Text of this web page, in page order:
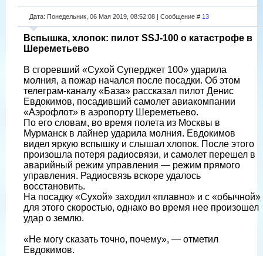
Дата: Понедельник, 06 Мая 2019, 08:52:08 | Сообщение # 13
Вспышка, хлопок: пилот SSJ-100 о катастрофе в
Шереметьево
В сгоревший «Сухой Суперджет 100» ударила
молния, а пожар начался после посадки. Об этом
телеграм-каналу «База» рассказал пилот Денис
Евдокимов, посадивший самолет авиакомпании
«Аэрофлот» в аэропорту Шереметьево.
По его словам, во время полета из Москвы в
Мурманск в лайнер ударила молния. Евдокимов
видел яркую вспышку и слышал хлопок. После этого
произошла потеря радиосвязи, и самолет перешел в
аварийный режим управления — режим прямого
управления. Радиосвязь вскоре удалось
восстановить.
На посадку «Сухой» заходил «плавно» и с «обычной»
для этого скоростью, однако во время нее произошел
удар о землю.
«Не могу сказать точно, почему», — отметил
Евдокимов.